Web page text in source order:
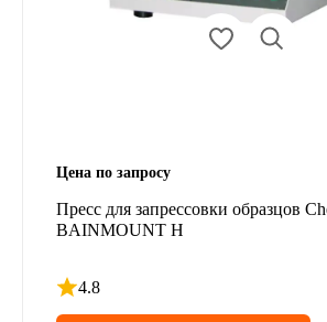
Цена по запросу
Пресс для запрессовки образцов
BAINMOUNT H
4.8
Рейтинг 4.8 из 5